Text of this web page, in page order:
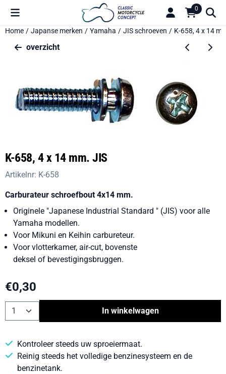
Cookievoorkeuren zijn beschikbaar. Kies instellingen of sta alle
0
Home / Japanse merken / Yamaha / JIS schroeven / K-658, 4 x 14
overzicht
K-658, 4 x 14 mm. JIS
Artikelnr: K-658
Carburateur schroefbout 4x14 mm.
Originele "Japanese Industrial Standard " (JIS) voor alle
Yamaha modellen.
Voor Mikuni en Keihin carbureteur.
Voor vlotterkamer, air-cut, bovenste
deksel of bevestigingsbruggen.
€0,30
Aantal In winkelwagen
Kontroleer steeds uw sproeiermaat.
Reinig steeds het volledige benzinesysteem en de
benzinetank.